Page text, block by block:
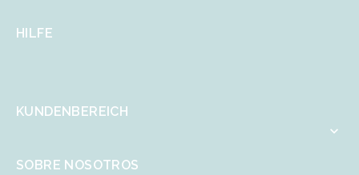
HILFE
KUNDENBEREICH

SOBRE NOSOTROS